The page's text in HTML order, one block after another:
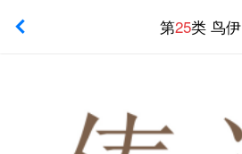
第25类 鸟伊